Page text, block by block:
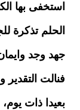
استخفى بها
الحلم
جهد وجد
فنالت التقدير
بعيدا ذات